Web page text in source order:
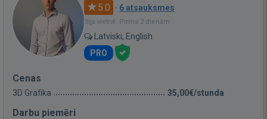
5.0 · 6 atsauksmes
Bija vietnē: Pirms 2 dienām
Latviski, English
PRO
Cenas
3D Grafika 35,00€/stunda
Darbu piemēri